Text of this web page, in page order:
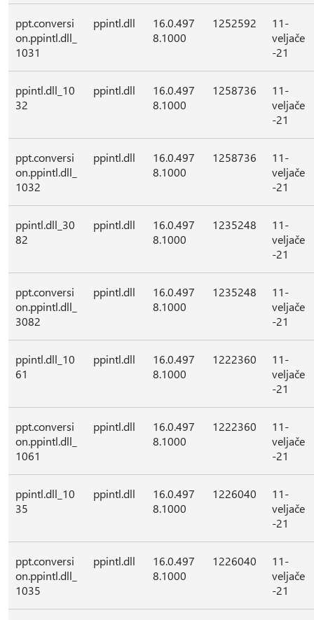
ppt.conversi
on.ppintl.dll_
1031
ppintl.dll
16.0.497
8.1000
1252592
11-
veljače
-21
ppintl.dll_10
32
ppintl.dll
16.0.497
8.1000
1258736
11-
veljače
-21
ppt.conversi
on.ppintl.dll_
1032
ppintl.dll
16.0.497
8.1000
1258736
11-
veljače
-21
ppintl.dll_30
82
ppintl.dll
16.0.497
8.1000
1235248
11-
veljače
-21
ppt.conversi
on.ppintl.dll_
3082
ppintl.dll
16.0.497
8.1000
1235248
11-
veljače
-21
ppintl.dll_10
61
ppintl.dll
16.0.497
8.1000
1222360
11-
veljače
-21
ppt.conversi
on.ppintl.dll_
1061
ppintl.dll
16.0.497
8.1000
1222360
11-
veljače
-21
ppintl.dll_10
35
ppintl.dll
16.0.497
8.1000
1226040
11-
veljače
-21
ppt.conversi
on.ppintl.dll_
1035
ppintl.dll
16.0.497
8.1000
1226040
11-
veljače
-21